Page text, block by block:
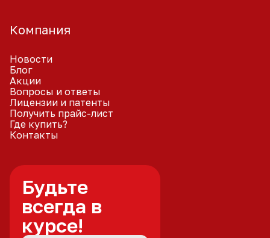
Компания
Новости
Блог
Акции
Вопросы и ответы
Лицензии и патенты
Получить прайс-лист
Где купить?
Контакты
Будьте
всегда в
курсе!